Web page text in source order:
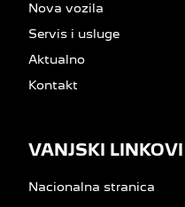
Nova vozila
Servis i usluge
Aktualno
Kontakt
VANJSKI LINKOVI
Nacionalna stranica